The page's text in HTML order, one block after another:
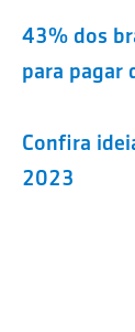
43% dos
para pagar
Confira
2023